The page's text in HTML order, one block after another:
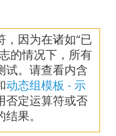
，因为在诸如“已
的情况下，所有
试。请查看内含
动态组模板 - 示
否定运算符或否
果。